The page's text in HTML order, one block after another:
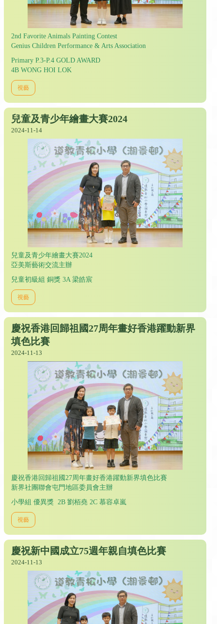
2nd Favorite Animals Painting Contest
Genius Children Performance & Arts Association
Primary P.3-P.4 GOLD AWARD
4B WONG HOI LOK
視藝
兒童及青少年繪畫大賽2024
2024-11-14
兒童及青少年繪畫大賽2024
亞美斯藝術交流主辦
兒童初級組 銅獎 3A 梁皓宸
視藝
慶祝香港回歸祖國27周年畫好香港躍動新界
填色比賽
2024-11-13
慶祝香港回歸祖國27周年畫好香港躍動新界填色比賽
新界社團聯會屯門地區委員會主辦
小學組 優異獎 2B 劉栢堯 2C 慕容卓嵐
視藝
慶祝新中國成立75週年親自填色比賽
2024-11-13